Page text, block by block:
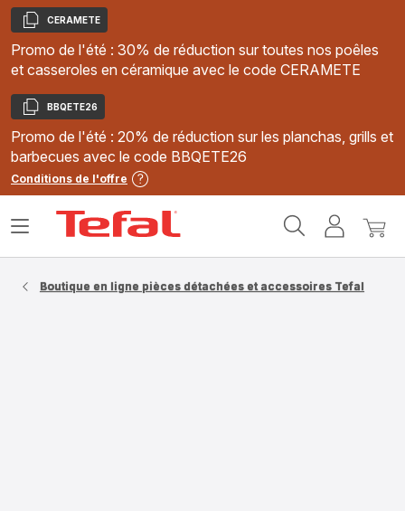
Copier
CERAMETE
Promo de l'été : 30% de réduction sur toutes nos poêles
et casseroles en céramique avec le code CERAMETE
Copier
BBQETE26
Promo de l'été : 20% de réduction sur les planchas, grills et
barbecues avec le code BBQETE26
Conditions de l'offre
MonMon
Ouvrir
Boutique en ligne pièces détachées et accessoires Tefal